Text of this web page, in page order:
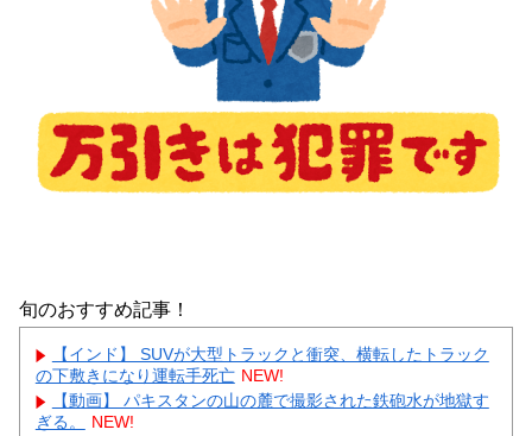
旬のおすすめ記事！
【インド】 SUVが大型トラックと衝突、横転したトラック
の下敷きになり運転手死亡 NEW!
【動画】 パキスタンの山の麓で撮影された鉄砲水が地獄す
ぎる。
NEW!